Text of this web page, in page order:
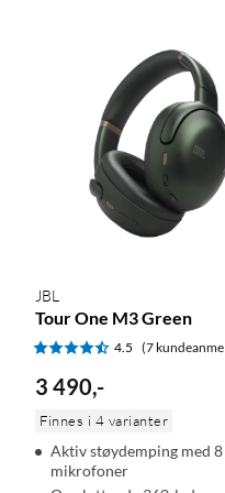
JBL
Tour One M3 Green
4.5 (7
3 490,-
Finnes i 4 varianter
Aktiv støydemping med 8
mikrofoner